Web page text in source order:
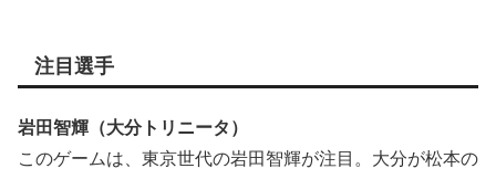
注目選手
岩田智輝（大分トリニータ）
このゲームは、東京世代の岩田智輝が注目。大分が松本の